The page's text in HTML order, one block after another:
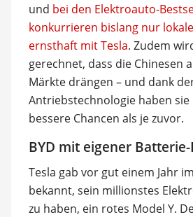
und bei den Elektroauto-
konkurrieren bislang nur
ernsthaft mit Tesla. Zudem
gerechnet, dass die Chinesen
Märkte drängen – und dank
Antriebstechnologie haben
bessere Chancen als je zuvor.
BYD mit eigener
Tesla gab vor gut einem Jahr
bekannt, sein millionstes
zu haben, ein rotes Model Y.